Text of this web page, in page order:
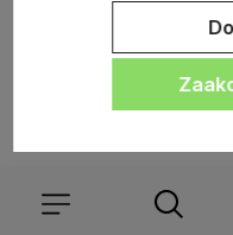
Szybki Laptop Dell Precision
7760 Core i7 / 128GB / 1TB